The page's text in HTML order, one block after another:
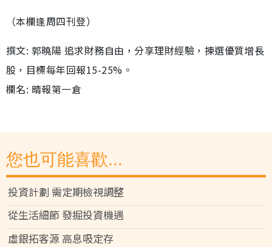
（本欄逢周四刊登）
撰文: 郭曉陽 追求財務自由，分享理財經驗，揀選優質增長
股，目標每年回報15-25%。
欄名: 晴報第一倉
您也可能喜歡...
投資計劃 需定期檢視調整
從生活細節 發掘投資機遇
虛銀拓客源 高息吸定存